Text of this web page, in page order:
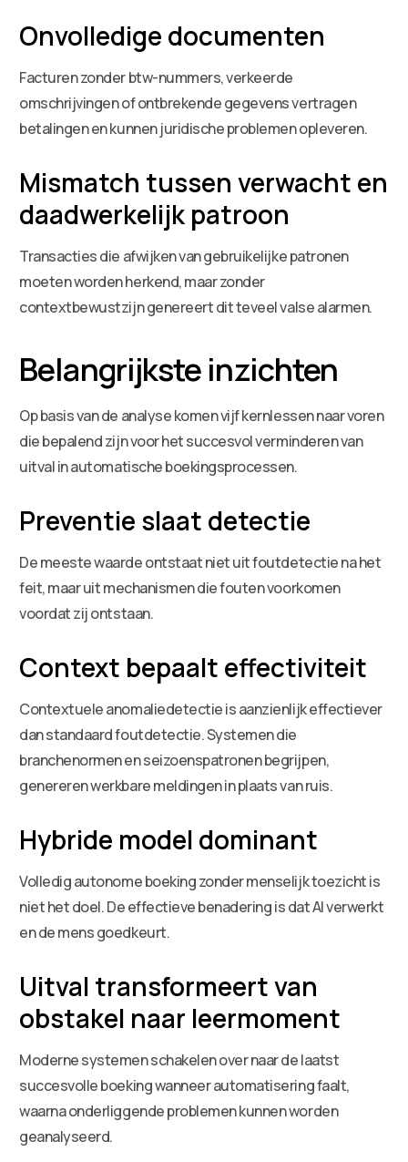
Onvolledige documenten
Facturen zonder btw-nummers, verkeerde
omschrijvingen of ontbrekende gegevens vertragen
betalingen en kunnen juridische problemen opleveren.
Mismatch tussen verwacht en
daadwerkelijk patroon
Transacties die afwijken van gebruikelijke patronen
moeten worden herkend, maar zonder
contextbewustzijn genereert dit teveel valse alarmen.
Belangrijkste inzichten
Op basis van de analyse komen vijf kernlessen naar voren
die bepalend zijn voor het succesvol verminderen van
uitval in automatische boekingsprocessen.
Preventie slaat detectie
De meeste waarde ontstaat niet uit foutdetectie na het
feit, maar uit mechanismen die fouten voorkomen
voordat zij ontstaan.
Context bepaalt effectiviteit
Contextuele anomaliedetectie is aanzienlijk effectiever
dan standaard foutdetectie. Systemen die
branchenormen en seizoenspatronen begrijpen,
genereren werkbare meldingen in plaats van ruis.
Hybride model dominant
Volledig autonome boeking zonder menselijk toezicht is
niet het doel. De effectieve benadering is dat AI verwerkt
en de mens goedkeurt.
Uitval transformeert van
obstakel naar leermoment
Moderne systemen schakelen over naar de laatst
succesvolle boeking wanneer automatisering faalt,
waarna onderliggende problemen kunnen worden
geanalyseerd.